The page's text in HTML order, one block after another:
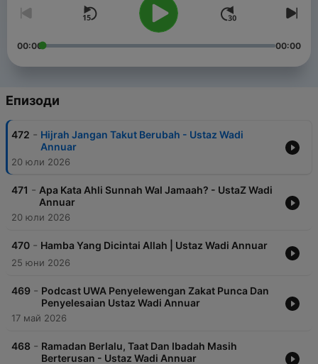
00:00 00:00
Епизоди
472 - Hijrah Jangan Takut Berubah - Ustaz Wadi
Annuar
20 юли 2026
471 - Apa Kata Ahli Sunnah Wal Jamaah? - UstaZ Wadi
Annuar
20 юли 2026
470 - Hamba Yang Dicintai Allah | Ustaz Wadi Annuar
25 юни 2026
469 - Podcast UWA Penyelewengan Zakat Punca Dan
Penyelesaian Ustaz Wadi Annuar
17 май 2026
468 - Ramadan Berlalu, Taat Dan Ibadah Masih
Berterusan - Ustaz Wadi Annuar